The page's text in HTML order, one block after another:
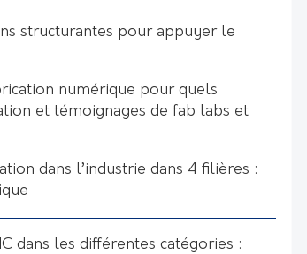
structurantes pour appuyer le
numérique pour quels
et témoignages de fab labs et
dans l’industrie dans 4 filières :
dans les différentes catégories :